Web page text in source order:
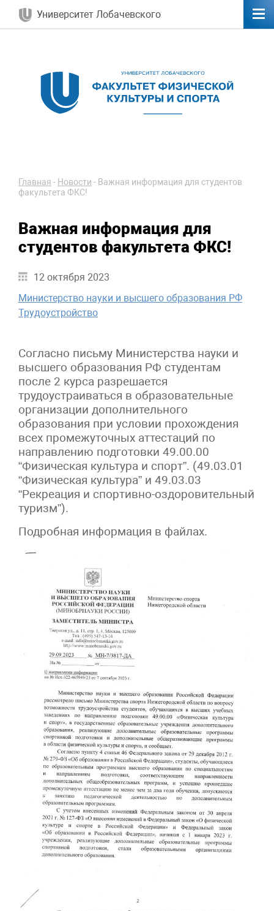
Университет Лобачевского
Главная - Новости - Важная информация для студентов
факультета ФКС!
Важная информация для
студентов факультета ФКС!
12 октября 2023
Министерство науки и высшего образования РФ
Трудоустройство
Согласно письму Министерства науки и
высшего образования РФ студентам
после 2 курса разрешается
трудоустраиваться в образовательные
организации дополнительного
образования при условии прохождения
всех промежуточных аттестаций по
направлению подготовки 49.00.00
“Физическая культура и спорт”. (49.03.01
“Физическая культура” и 49.03.03
“Рекреация и спортивно-оздоровительный
туризм”).
Подробная информация в файлах.